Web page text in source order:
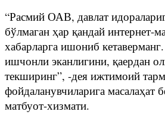
“Расмий ОАВ, давлат
бўлмаган ҳар қандай интернет-
хабарларга ишониб
ишчонли эканлигини, қаердан
текширинг”, -дея ижтимоий
фойдаланувчиларига
матбуот-хизмати.